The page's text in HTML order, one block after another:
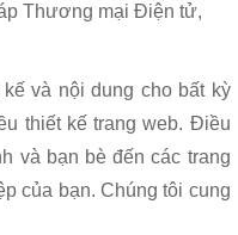
Thương mại Điện tử,
và nội dung cho bất kỳ
thiết kế trang web. Điều
và bạn bè đến các trang
của bạn. Chúng tôi cung